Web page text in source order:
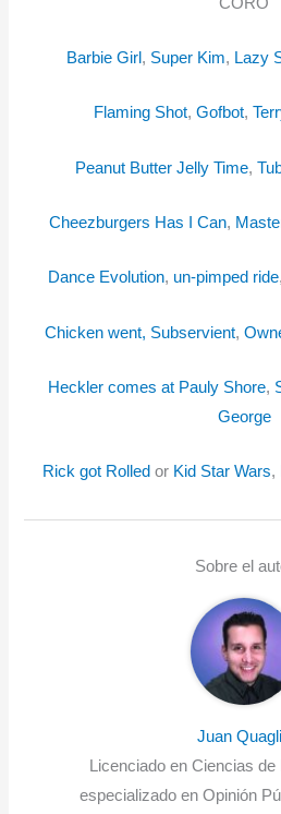
Barbie Girl , Super Kim, Lazy
Flaming Shot, Gofbot,
Peanut Butter Jelly Time,
Cheezburgers Has I Can,
Dance Evolution, un-pimped ride,
Chicken went, Subservient,
Heckler comes at Pauly Shore,
George
Rick got Rolled or Kid Star Wars,
Sobre el
Juan
Licenciado en Ciencias
especializado en Opinión